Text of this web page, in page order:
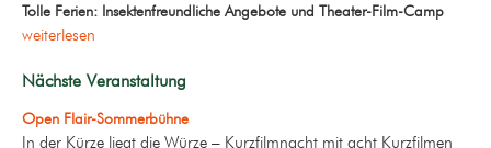
Tolle Ferien: Insektenfreundliche Angebote und Theater-Film-Camp
weiterlesen
Nächste Veranstaltung
Open Flair-Sommerbühne
In der Kürze liegt die Würze – Kurzfilmnacht mit acht Kurzfilmen